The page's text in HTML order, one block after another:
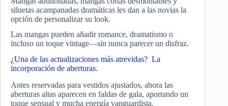
siluetas acampanadas dramáticas les dan a las novias la
opción de personalizar su look.
Las mangas pueden añadir romance, dramatismo o
incluso un toque vintage—sin nunca parecer un disfraz.
¿Una de las actualizaciones más atrevidas? La
incorporación de aberturas.
Antes reservadas para vestidos ajustados, ahora las
aberturas altas aparecen en faldas de gala, aportando un
toque sensual y mucha energía vanguardista.